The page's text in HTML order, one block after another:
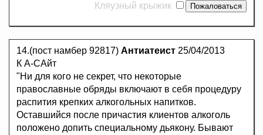
Кляузный крыжик
14.(пост намбер 92817) Антиатеист 25/04/2013
К А-САйт
"Ни для кого не секрет, что некоторые
православные обряды включают в себя процедуру
распития крепких алкогольных напитков.
Оставшийся после причастия клиентов алкоголь
положено допить специальному дьякону. Бывают